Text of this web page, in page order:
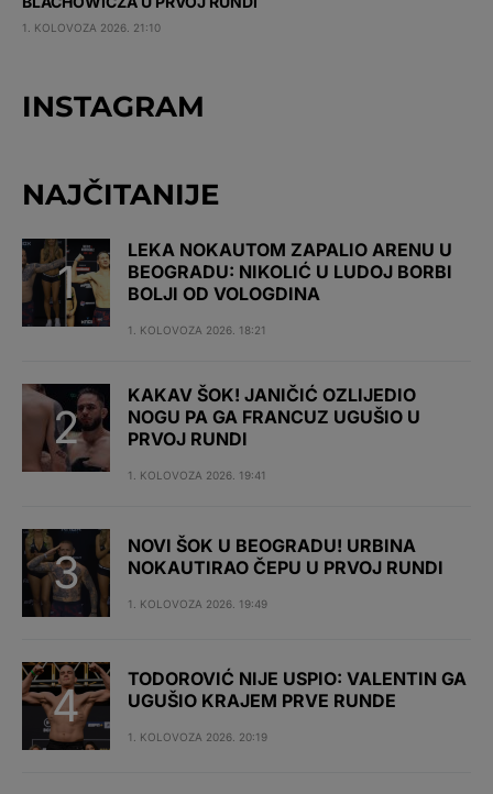
1. KOLOVOZA 2026. 21:10
INSTAGRAM
NAJČITANIJE
LEKA NOKAUTOM ZAPALIO ARENU U
BEOGRADU: NIKOLIĆ U LUDOJ BORBI
BOLJI OD VOLOGDINA
1. KOLOVOZA 2026. 18:21
KAKAV ŠOK! JANIČIĆ OZLIJEDIO
NOGU PA GA FRANCUZ UGUŠIO U
PRVOJ RUNDI
1. KOLOVOZA 2026. 19:41
NOVI ŠOK U BEOGRADU! URBINA
NOKAUTIRAO ČEPU U PRVOJ RUNDI
1. KOLOVOZA 2026. 19:49
TODOROVIĆ NIJE USPIO: VALENTIN GA
UGUŠIO KRAJEM PRVE RUNDE
1. KOLOVOZA 2026. 20:19